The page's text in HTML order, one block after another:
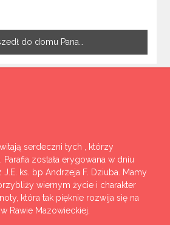
do domu Pana…
serdeczni tych , którzy
została erygowana w dniu
J.E. ks. bp Andrzeja F. Dziuba. Mamy
wiernym życie i charakter
która tak pięknie rozwija się na
Rawie Mazowieckiej.